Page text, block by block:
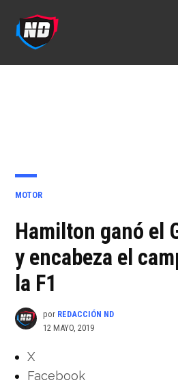
contenido
PUBLICADO
MOTOR
Hamilton ganó el
y encabeza el
la F1
por REDACCIÓN ND
12 MAYO, 2019
X
Facebook